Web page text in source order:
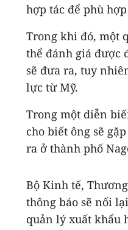
hợp tác để phù
Trong khi đó, một
thể đánh giá được
sẽ đưa ra, tuy
lực từ Mỹ.
Trong một diễn
cho biết ông sẽ
ra ở thành phố
Bộ Kinh tế,
thông báo sẽ nối
quản lý xuất khẩu